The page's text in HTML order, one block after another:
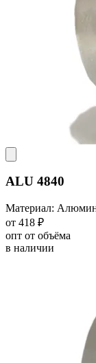
ALU 4840
Материал:
от 418 ₽
опт от объёма
в наличии